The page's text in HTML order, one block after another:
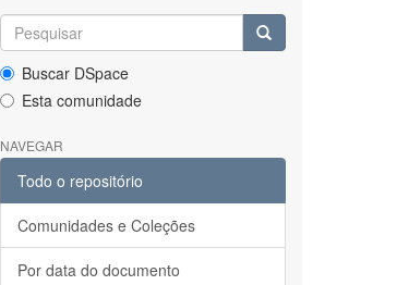
Buscar DSpace
Esta comunidade
NAVEGAR
Todo o repositório
Comunidades e Coleções
Por data do documento